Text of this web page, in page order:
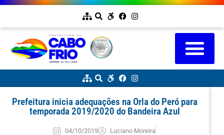
Prefeitura inicia adequações na Orla do Peró para
temporada 2019/2020 do Bandeira Azul
04/10/2019
Luciano Moreira